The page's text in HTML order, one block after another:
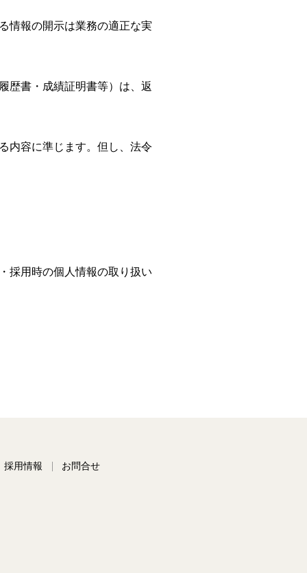
情報の開示は業務の適正な実
歴書・成績証明書等）は、返
内容に準じます。但し、法令
採用時の個人情報の取り扱い
採用情報 お問合せ